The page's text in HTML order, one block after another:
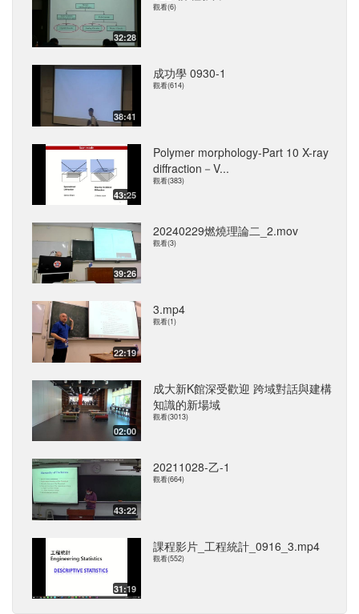
32:28
觀看(6)
38:41
成功學 0930-1
觀看(614)
43:25
Polymer morphology-Part 10 X-ray
diffraction－V...
觀看(383)
39:26
20240229燃燒理論二_2.mov
觀看(3)
22:19
3.mp4
觀看(1)
02:00
成大新K館深受歡迎 跨域對話與建構
知識的新場域
觀看(3013)
43:22
20211028-乙-1
觀看(664)
31:19
課程影片_工程統計_0916_3.mp4
觀看(552)